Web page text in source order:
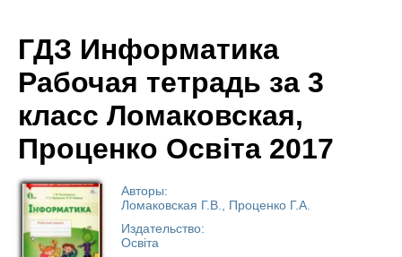
ГДЗ Информатика
Рабочая тетрадь за 3
класс Ломаковская,
Проценко Освiта 2017
Авторы:
Ломаковская Г.В., Проценко Г.А.
Издательство:
Освiта